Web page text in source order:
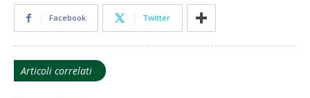
Facebook Twitter
Articoli correlati